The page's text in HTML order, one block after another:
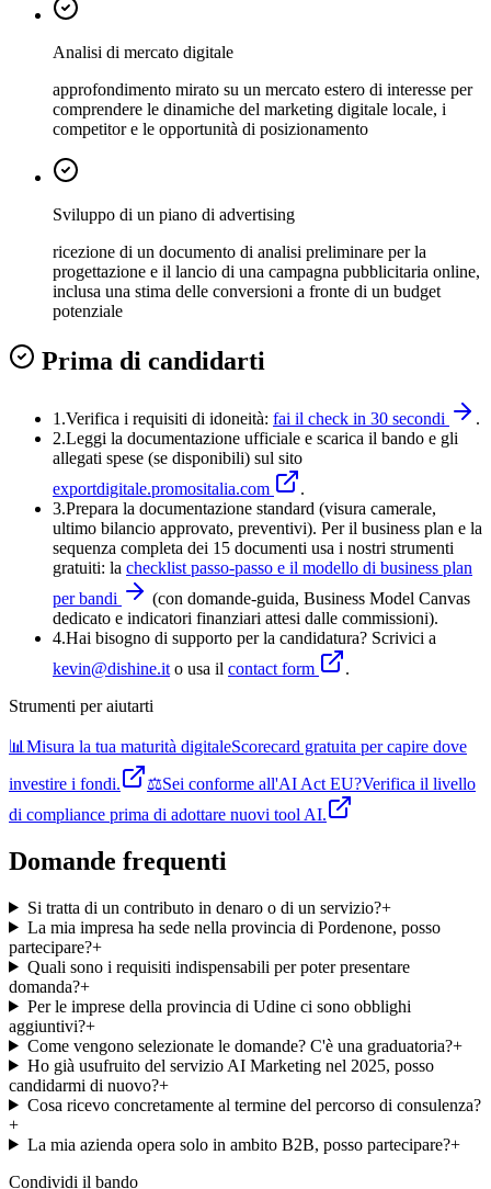
Analisi di mercato digitale
approfondimento mirato su un mercato estero di interesse per
comprendere le dinamiche del marketing digitale locale, i
competitor e le opportunità di posizionamento
Sviluppo di un piano di advertising
ricezione di un documento di analisi preliminare per la
progettazione e il lancio di una campagna pubblicitaria online,
inclusa una stima delle conversioni a fronte di un budget
potenziale
Prima di candidarti
1.Verifica i requisiti di idoneità: fai il check in 30 secondi
.
2.Leggi la documentazione ufficiale e scarica il bando e gli
allegati spese (se disponibili) sul sito
exportdigitale.promositalia.com
.
3.Prepara la documentazione standard (visura camerale,
ultimo bilancio approvato, preventivi). Per il business plan e la
sequenza completa dei 15 documenti usa i nostri strumenti
gratuiti: la checklist passo-passo e il modello di business plan
per bandi
(con domande-guida, Business Model Canvas
dedicato e indicatori finanziari attesi dalle commissioni).
4.Hai bisogno di supporto per la candidatura? Scrivici a
kevin@dishine.it o usa il contact form
.
Strumenti per aiutarti
📊 Misura la tua maturità digitaleScorecard gratuita per capire dove
investire i fondi.
⚖️Sei conforme all'AI Act EU?Verifica il livello
di compliance prima di adottare nuovi tool AI.
Domande frequenti
Si tratta di un contributo in denaro o di un servizio?+
La mia impresa ha sede nella provincia di Pordenone, posso
partecipare?+
Quali sono i requisiti indispensabili per poter presentare
domanda?+
Per le imprese della provincia di Udine ci sono obblighi
aggiuntivi?+
Come vengono selezionate le domande? C'è una graduatoria?+
Ho già usufruito del servizio AI Marketing nel 2025, posso
candidarmi di nuovo?+
Cosa ricevo concretamente al termine del percorso di consulenza?
+
La mia azienda opera solo in ambito B2B, posso partecipare?+
Condividi il bando